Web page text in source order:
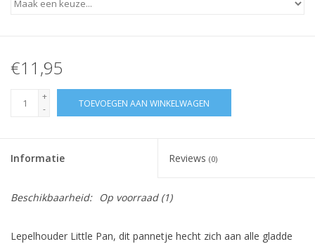
€11,95
+
-
TOEVOEGEN AAN WINKELWAGEN
Informatie Reviews (0)
Beschikbaarheid: Op voorraad(1)
Lepelhouder Little Pan, dit pannetje hecht zich aan alle gladde